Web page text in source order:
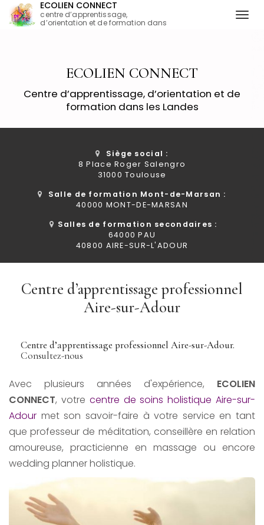
ECOLIEN CONNECT
centre d’apprentissage,
d’orientation et de formation dans
ECOLIEN CONNECT
Centre d’apprentissage, d’orientation et de
formation dans les Landes
Siège social :
8 Place Roger Salengro
31000 Toulouse
Salle de formation Mont-de-Marsan :
40000 MONT-DE-MARSAN
Salles de formation secondaires :
64000 PAU
40800 AIRE-SUR-L'ADOUR
Centre d’apprentissage professionnel
Aire-sur-Adour
Centre d’apprentissage professionnel Aire-sur-Adour.
Consultez-nous
Avec plusieurs années d'expérience, ECOLIEN
CONNECT, votre centre de soins holistique Aire-sur-
Adour met son savoir-faire à votre service en tant
que professeur de méditation, conseillère en relation
amoureuse, practicienne en massage ou encore
wedding planner holistique.